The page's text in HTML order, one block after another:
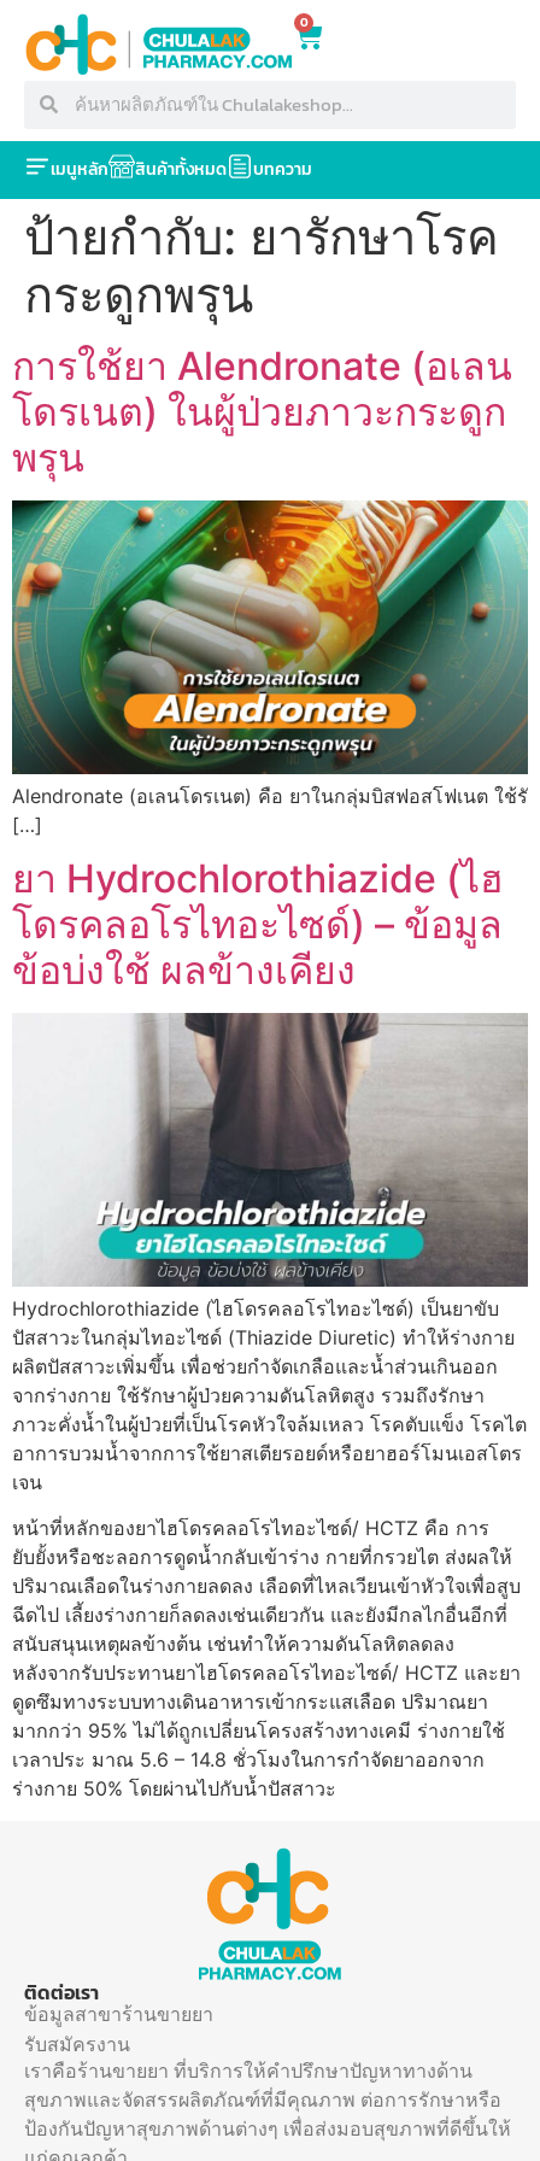
0
เมนูหลัก สินค้าทั้งหมด บทความ
ป้ายกำกับ: ยารักษาโรค
กระดูกพรุน
การใช้ยา Alendronate (อเลน
โดรเนต) ในผู้ป่วยภาวะกระดูก
พรุน
Alendronate (อเลนโดรเนต) คือ ยาในกลุ่มบิสฟอสโฟเนต ใช้รั
[…]
ยา Hydrochlorothiazide (ไฮ
โดรคลอโรไทอะไซด์) – ข้อมูล
ข้อบ่งใช้ ผลข้างเคียง
Hydrochlorothiazide (ไฮโดรคลอโรไทอะไซด์) เป็นยาขับ
ปัสสาวะในกลุ่มไทอะไซด์ (Thiazide Diuretic) ทำให้ร่างกาย
ผลิตปัสสาวะเพิ่มขึ้น เพื่อช่วยกำจัดเกลือและน้ำส่วนเกินออก
จากร่างกาย ใช้รักษาผู้ป่วยความดันโลหิตสูง รวมถึงรักษา
ภาวะคั่งน้ำในผู้ป่วยที่เป็นโรคหัวใจล้มเหลว โรคตับแข็ง โรคไต
อาการบวมน้ำจากการใช้ยาสเตียรอยด์หรือยาฮอร์โมนเอสโตร
เจน
หน้าที่หลักของยาไฮโดรคลอโรไทอะไซด์/ HCTZ คือ การ
ยับยั้งหรือชะลอการดูดน้ำกลับเข้าร่าง กายที่กรวยไต ส่งผลให้
ปริมาณเลือดในร่างกายลดลง เลือดที่ไหลเวียนเข้าหัวใจเพื่อสูบ
ฉีดไป เลี้ยงร่างกายก็ลดลงเช่นเดียวกัน และยังมีกลไกอื่นอีกที่
สนับสนุนเหตุผลข้างต้น เช่นทำให้ความดันโลหิตลดลง
หลังจากรับประทานยาไฮโดรคลอโรไทอะไซด์/ HCTZ และยา
ดูดซึมทางระบบทางเดินอาหารเข้ากระแสเลือด ปริมาณยา
มากกว่า 95% ไม่ได้ถูกเปลี่ยนโครงสร้างทางเคมี ร่างกายใช้
เวลาประ มาณ 5.6 – 14.8 ชั่วโมงในการกำจัดยาออกจาก
ร่างกาย 50% โดยผ่านไปกับน้ำปัสสาวะ
ติดต่อเรา
ข้อมูลสาขาร้านขายยา
รับสมัครงาน
เราคือร้านขายยา ที่บริการให้คำปรึกษาปัญหาทางด้าน
สุขภาพและจัดสรรผลิตภัณฑ์ที่มีคุณภาพ ต่อการรักษาหรือ
ป้องกันปัญหาสุขภาพด้านต่างๆ เพื่อส่งมอบสุขภาพที่ดีขึ้นให้